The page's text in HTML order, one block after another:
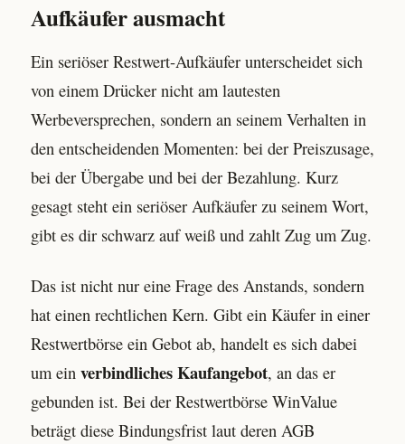
Aufkäufer ausmacht
Ein seriöser Restwert-Aufkäufer unterscheidet sich
von einem Drücker nicht am lautesten
Werbeversprechen, sondern an seinem Verhalten in
den entscheidenden Momenten: bei der Preiszusage,
bei der Übergabe und bei der Bezahlung. Kurz
gesagt steht ein seriöser Aufkäufer zu seinem Wort,
gibt es dir schwarz auf weiß und zahlt Zug um Zug.
Das ist nicht nur eine Frage des Anstands, sondern
hat einen rechtlichen Kern. Gibt ein Käufer in einer
Restwertbörse ein Gebot ab, handelt es sich dabei
um ein verbindliches Kaufangebot, an das er
gebunden ist. Bei der Restwertbörse WinValue
beträgt diese Bindungsfrist laut deren AGB